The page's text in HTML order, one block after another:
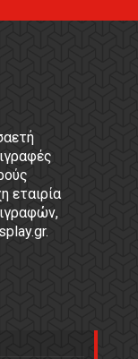
εταιρία